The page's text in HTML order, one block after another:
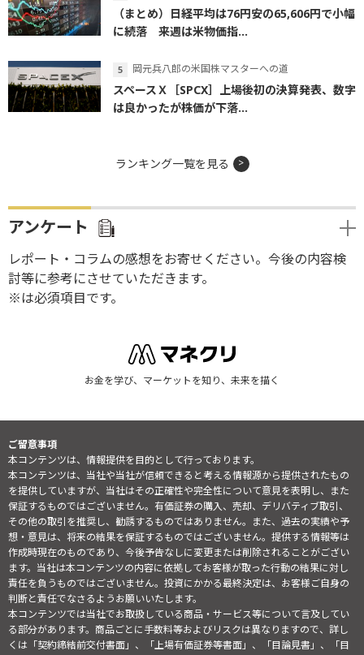
（まとめ）日経平均は76円安の65,606円で小幅
に続落 来週は米物価指...
岡元兵八郎の米国株マスターへの道
スペースＸ［SPCX］上場後初の決算発表、数字
は良かったが株価が下落...
ランキング一覧を見る
アンケート
レポート・コラムの感想をお寄せください。今後の内容検
討等に参考にさせていただきます。
※は必須項目です。
お金を学び、マーケットを知り、未来を描く
ご留意事項
本コンテンツは、情報提供を目的として行っております。
本コンテンツは、当社や当社が信頼できると考える情報源から提供されたもの
を提供していますが、当社はその正確性や完全性について意見を表明し、また
保証するものではございません。有価証券の購入、売却、デリバティブ取引、
その他の取引を推奨し、勧誘するものではありません。また、過去の実績や予
想・意見は、将来の結果を保証するものではございません。提供する情報等は
作成時現在のものであり、今後予告なしに変更または削除されることがござい
ます。当社は本コンテンツの内容に依拠してお客様が取った行動の結果に対し
責任を負うものではございません。投資にかかる最終決定は、お客様ご自身の
判断と責任でなさるようお願いいたします。
本コンテンツでは当社でお取扱している商品・サービス等について言及してい
る部分があります。商品ごとに手数料等およびリスクは異なりますので、詳し
くは「契約締結前交付書面」、「上場有価証券等書面」、「目論見書」、「目